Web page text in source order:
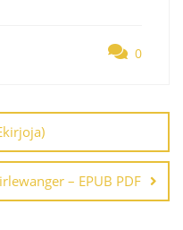
0
– EPUB PDF